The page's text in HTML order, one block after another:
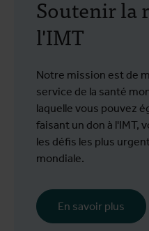
Soutenir la
l'IMT
Notre mission est de
service de la santé
laquelle vous pouvez
faisant un don à l'IMT,
les défis les plus
mondiale.
En savoir plus